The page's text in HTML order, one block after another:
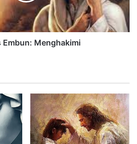
Embun: Menghakimi